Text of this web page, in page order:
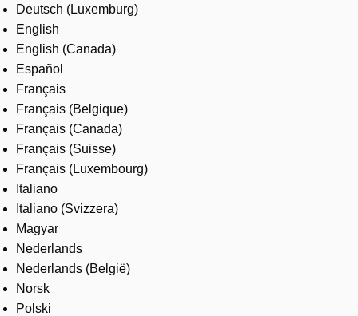
Contact us
Careers
Deutsch (Luxemburg)
English
English (Canada)
Español
Français
Français (Belgique)
Français (Canada)
Français (Suisse)
Français (Luxembourg)
Italiano
Italiano (Svizzera)
Magyar
Nederlands
Nederlands (België)
Norsk
Polski